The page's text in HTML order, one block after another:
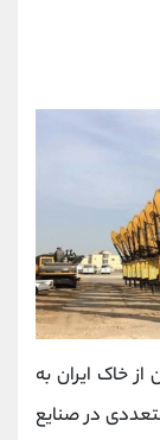
خاک ایران به
در صنایع